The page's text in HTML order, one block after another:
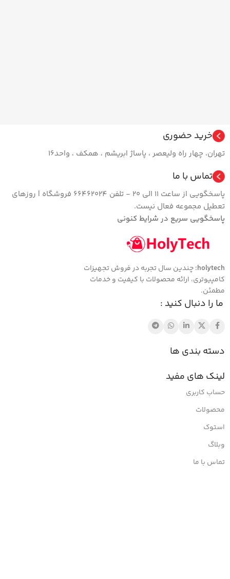
خرید حضوری
تهران، چهار راه ولیعصر ، پاساژ ابریشم ، همکف ، واحد16
تماس با ما
پاسخگویی از ساعت 11 الی 20 - تلفن 66462024 فروشگاه | روزهای
تعطیل مجموعه فعال نیست.
پاسخگویی سریع در شرایط کنونی
holytech؛ چندین سال تجربه در فروش تجهیزات
کامپیوتری، ارائه محصولات با کیفیت و خدمات
مطمئن.
ما را دنبال کنید :
دسته بندی ها
لینک های مفید
حساب کاربری
محصولات
استوک
وبلاگ
تماس با ما